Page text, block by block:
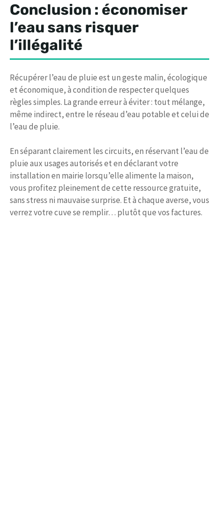
Conclusion : économiser
l’eau sans risquer
l’illégalité
Récupérer l’eau de pluie est un geste malin, écologique
et économique, à condition de respecter quelques
règles simples. La grande erreur à éviter : tout mélange,
même indirect, entre le réseau d’eau potable et celui de
l’eau de pluie.
En séparant clairement les circuits, en réservant l’eau de
pluie aux usages autorisés et en déclarant votre
installation en mairie lorsqu’elle alimente la maison,
vous profitez pleinement de cette ressource gratuite,
sans stress ni mauvaise surprise. Et à chaque averse, vous
verrez votre cuve se remplir… plutôt que vos factures.